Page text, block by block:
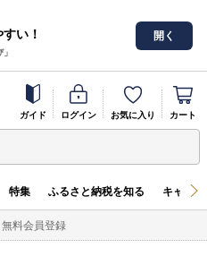
い！
開く
ガイド ログイン お気に入り カート
特集 ふるさと納税を知る キャン
無料会員登録